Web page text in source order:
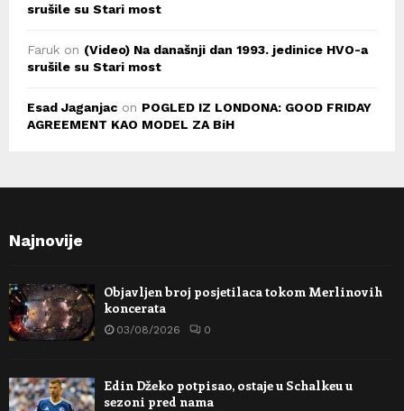
srušile su Stari most
Faruk on (Video) Na današnji dan 1993. jedinice HVO-a
srušile su Stari most
Esad Jaganjac on POGLED IZ LONDONA: GOOD FRIDAY
AGREEMENT KAO MODEL ZA BiH
Najnovije
Objavljen broj posjetilaca tokom Merlinovih
koncerata
03/08/2026 0
Edin Džeko potpisao, ostaje u Schalkeu u
sezoni pred nama